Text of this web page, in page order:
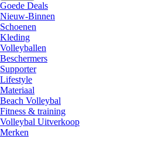
Goede Deals
Nieuw-Binnen
Schoenen
Kleding
Volleyballen
Beschermers
Supporter
Lifestyle
Materiaal
Beach Volleybal
Fitness & training
Volleybal Uitverkoop
Merken